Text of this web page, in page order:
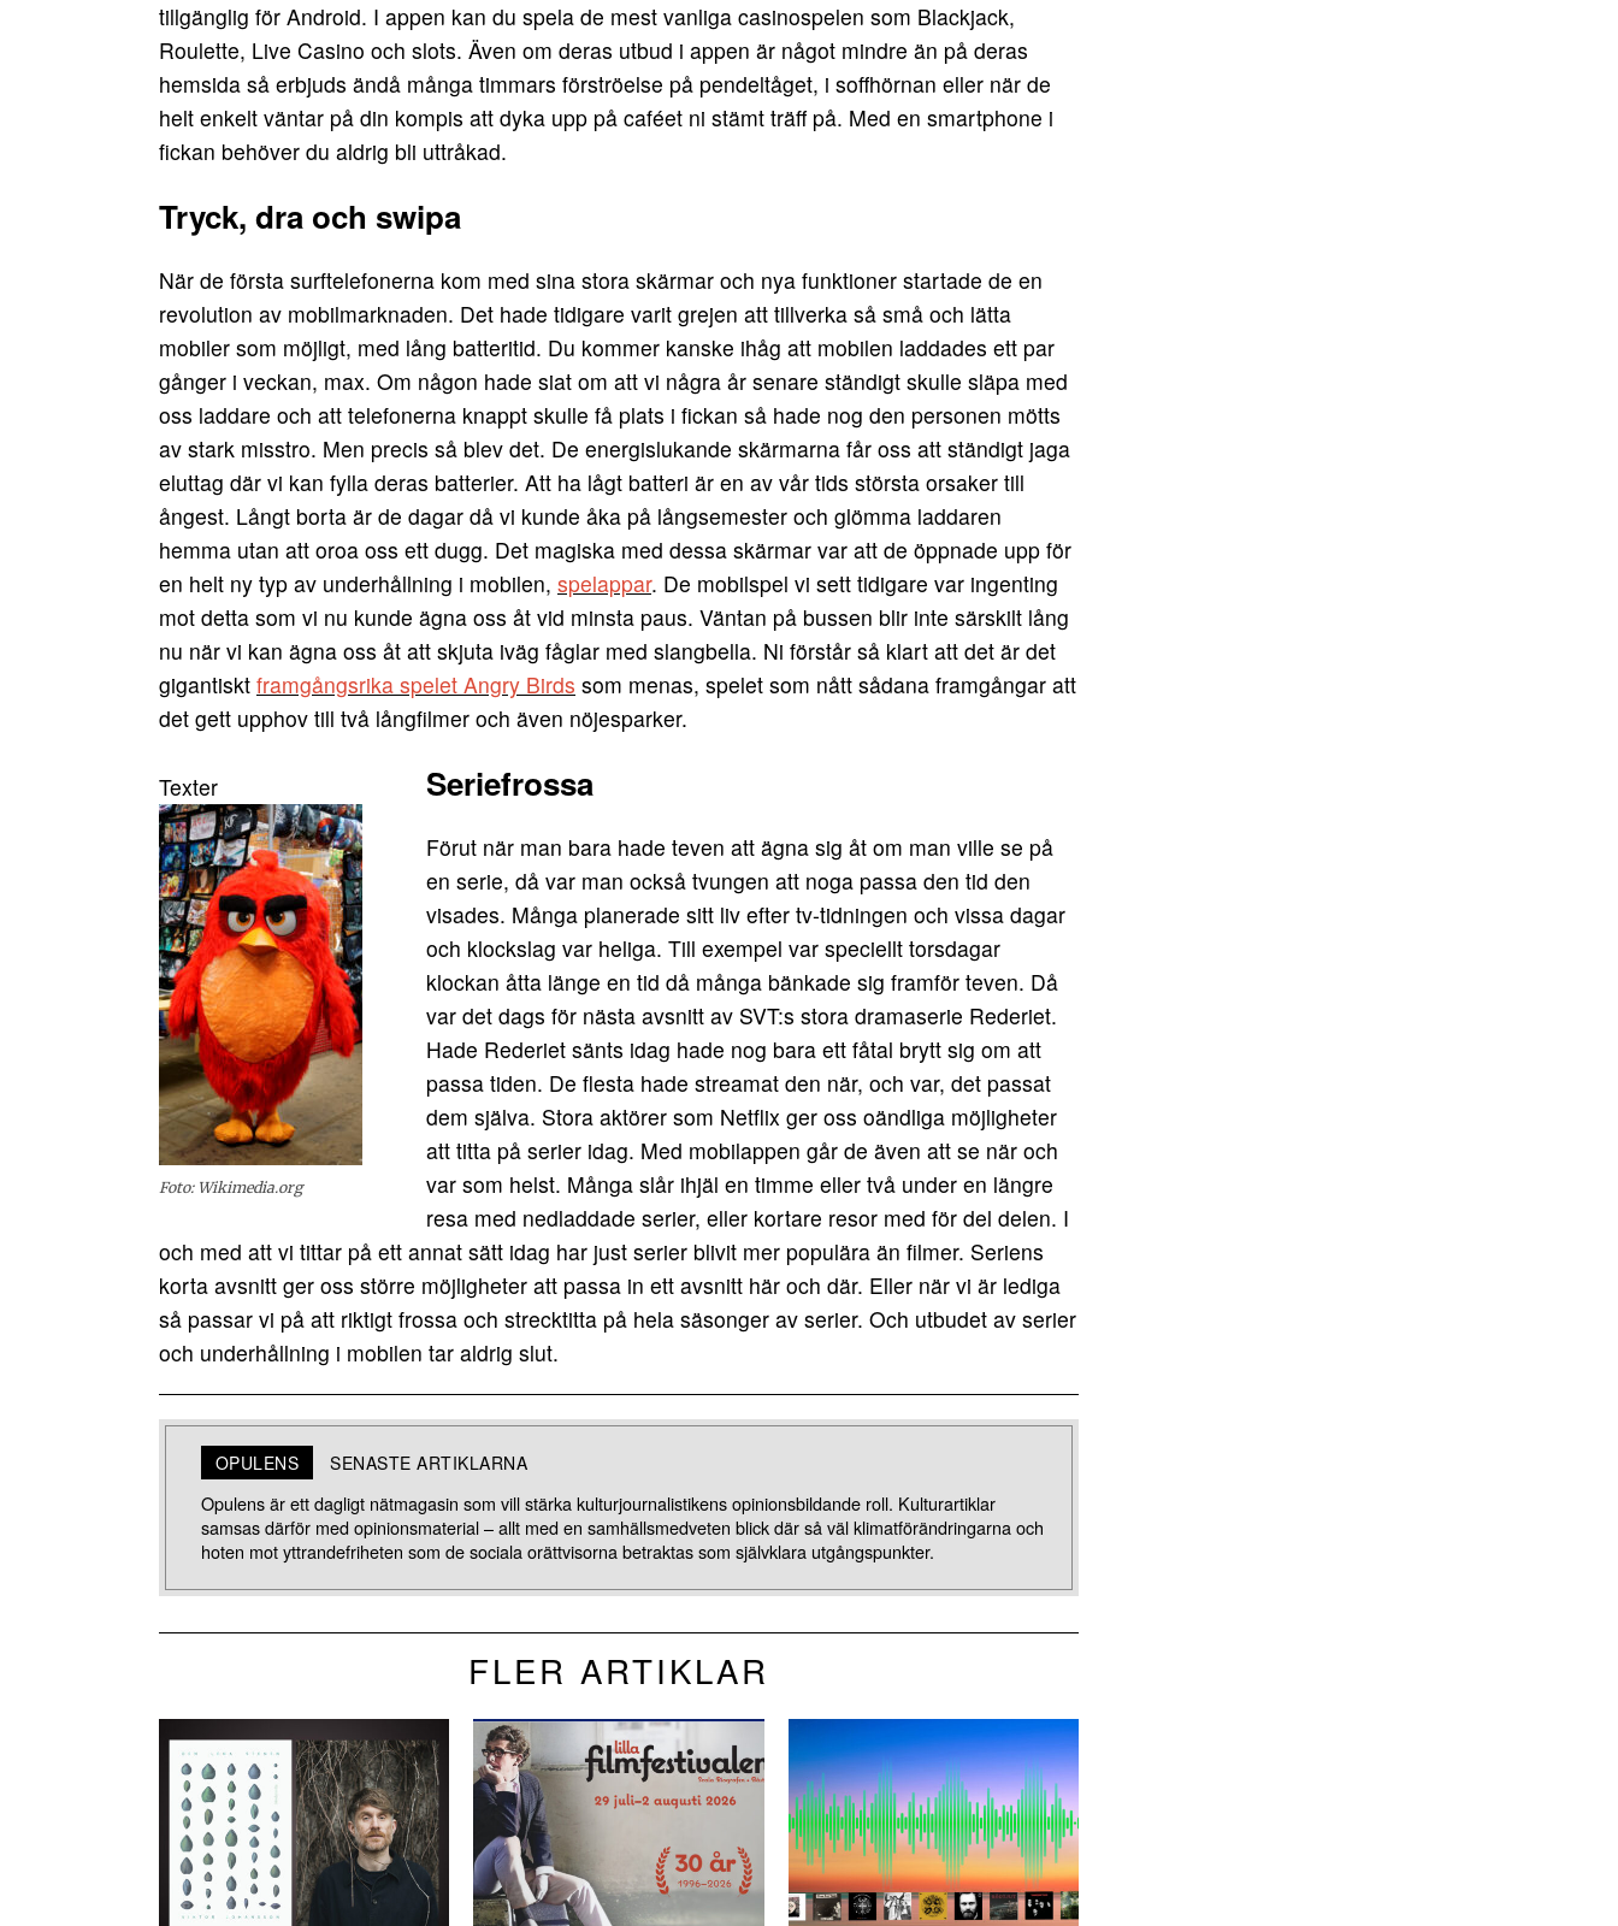
tillgänglig för Android. I appen kan du spela de mest vanliga casinospelen som Blackjack,
Roulette, Live Casino och slots. Även om deras utbud i appen är något mindre än på deras
hemsida så erbjuds ändå många timmars förströelse på pendeltåget, i soffhörnan eller när de
helt enkelt väntar på din kompis att dyka upp på caféet ni stämt träff på. Med en smartphone i
fickan behöver du aldrig bli uttråkad.
Tryck, dra och swipa
När de första surftelefonerna kom med sina stora skärmar och nya funktioner startade de en
revolution av mobilmarknaden. Det hade tidigare varit grejen att tillverka så små och lätta
mobiler som möjligt, med lång batteritid. Du kommer kanske ihåg att mobilen laddades ett par
gånger i veckan, max. Om någon hade siat om att vi några år senare ständigt skulle släpa med
oss laddare och att telefonerna knappt skulle få plats i fickan så hade nog den personen mötts
av stark misstro. Men precis så blev det. De energislukande skärmarna får oss att ständigt jaga
eluttag där vi kan fylla deras batterier. Att ha lågt batteri är en av vår tids största orsaker till
ångest. Långt borta är de dagar då vi kunde åka på långsemester och glömma laddaren
hemma utan att oroa oss ett dugg. Det magiska med dessa skärmar var att de öppnade upp för
en helt ny typ av underhållning i mobilen, spelappar. De mobilspel vi sett tidigare var ingenting
mot detta som vi nu kunde ägna oss åt vid minsta paus. Väntan på bussen blir inte särskilt lång
nu när vi kan ägna oss åt att skjuta iväg fåglar med slangbella. Ni förstår så klart att det är det
gigantiskt framgångsrika spelet Angry Birds som menas, spelet som nått sådana framgångar att
det gett upphov till två långfilmer och även nöjesparker.
Foto: Wikimedia.org
Seriefrossa
Förut när man bara hade teven att ägna sig åt om man ville se på
en serie, då var man också tvungen att noga passa den tid den
visades. Många planerade sitt liv efter tv-tidningen och vissa dagar
och klockslag var heliga. Till exempel var speciellt torsdagar
klockan åtta länge en tid då många bänkade sig framför teven. Då
var det dags för nästa avsnitt av SVT:s stora dramaserie Rederiet.
Hade Rederiet sänts idag hade nog bara ett fåtal brytt sig om att
passa tiden. De flesta hade streamat den när, och var, det passat
dem själva. Stora aktörer som Netflix ger oss oändliga möjligheter
att titta på serier idag. Med mobilappen går de även att se när och
var som helst. Många slår ihjäl en timme eller två under en längre
resa med nedladdade serier, eller kortare resor med för del delen. I
och med att vi tittar på ett annat sätt idag har just serier blivit mer populära än filmer. Seriens
korta avsnitt ger oss större möjligheter att passa in ett avsnitt här och där. Eller när vi är lediga
så passar vi på att riktigt frossa och strecktitta på hela säsonger av serier. Och utbudet av serier
och underhållning i mobilen tar aldrig slut.
OPULENS SENASTE ARTIKLARNA
Opulens är ett dagligt nätmagasin som vill stärka kulturjournalistikens opinionsbildande roll. Kulturartiklar
samsas därför med opinionsmaterial – allt med en samhällsmedveten blick där så väl klimatförändringarna och
hoten mot yttrandefriheten som de sociala orättvisorna betraktas som självklara utgångspunkter.
FLER ARTIKLAR